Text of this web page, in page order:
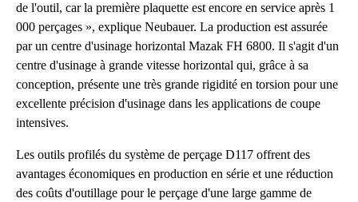
de l'outil, car la première plaquette est encore en service après 1
000 perçages », explique Neubauer. La production est assurée
par un centre d'usinage horizontal Mazak FH 6800. Il s'agit d'un
centre d'usinage à grande vitesse horizontal qui, grâce à sa
conception, présente une très grande rigidité en torsion pour une
excellente précision d'usinage dans les applications de coupe
intensives.
Les outils profilés du système de perçage D117 offrent des
avantages économiques en production en série et une réduction
des coûts d'outillage pour le perçage d'une large gamme de